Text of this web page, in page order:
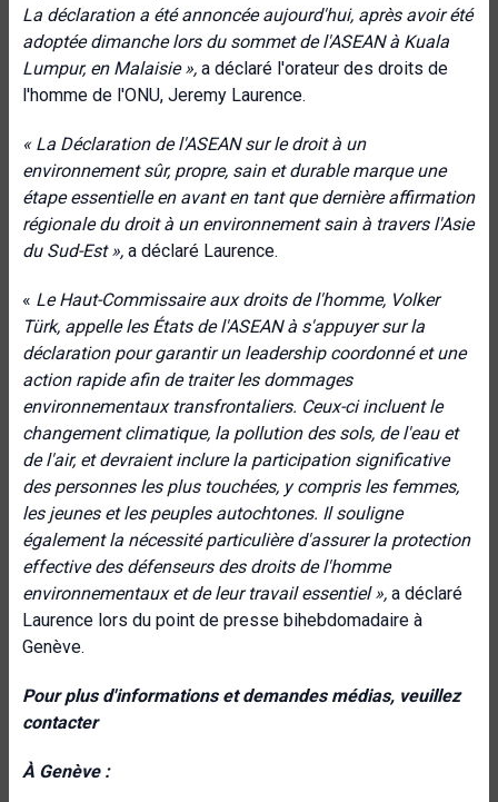
La déclaration a été annoncée aujourd'hui, après avoir été
adoptée dimanche lors du sommet de l'ASEAN à Kuala
Lumpur, en Malaisie », a déclaré l'orateur des droits de
l'homme de l'ONU, Jeremy Laurence.
« La Déclaration de l'ASEAN sur le droit à un
environnement sûr, propre, sain et durable marque une
étape essentielle en avant en tant que dernière affirmation
régionale du droit à un environnement sain à travers l'Asie
du Sud-Est », a déclaré Laurence.
« Le Haut-Commissaire aux droits de l'homme, Volker
Türk, appelle les États de l'ASEAN à s'appuyer sur la
déclaration pour garantir un leadership coordonné et une
action rapide afin de traiter les dommages
environnementaux transfrontaliers. Ceux-ci incluent le
changement climatique, la pollution des sols, de l'eau et
de l'air, et devraient inclure la participation significative
des personnes les plus touchées, y compris les femmes,
les jeunes et les peuples autochtones. Il souligne
également la nécessité particulière d'assurer la protection
effective des défenseurs des droits de l'homme
environnementaux et de leur travail essentiel », a déclaré
Laurence lors du point de presse bihebdomadaire à
Genève.
Pour plus d'informations et demandes médias, veuillez
contacter
À Genève :